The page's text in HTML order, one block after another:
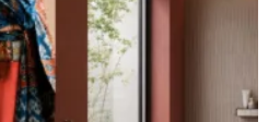
sempit agar menampilkan